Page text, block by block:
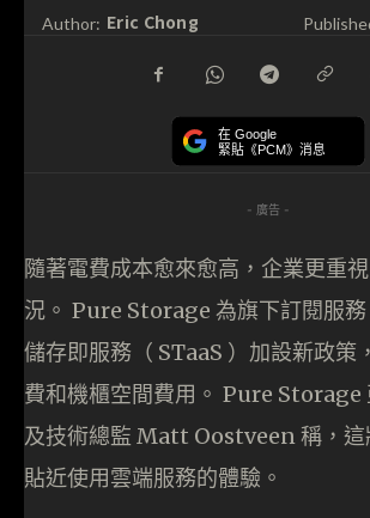
Author: Eric Chong
在 Google
緊貼《PCM》消息
- 廣告 -
隨著電費成本愈來愈高，企業更重
況。 Pure Storage 為旗下訂閱服
儲存即服務（ STaaS ）加設新政策
費和機櫃空間費用。 Pure Storage
及技術總監 Matt Oostveen 稱，這
貼近使用雲端服務的體驗。